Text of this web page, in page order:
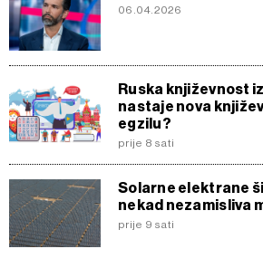
06.04.2026
Ruska književnost
nastaje nova
egzilu?
prije 8 sati
Solarne elektrane
nekad nezamisliva
prije 9 sati